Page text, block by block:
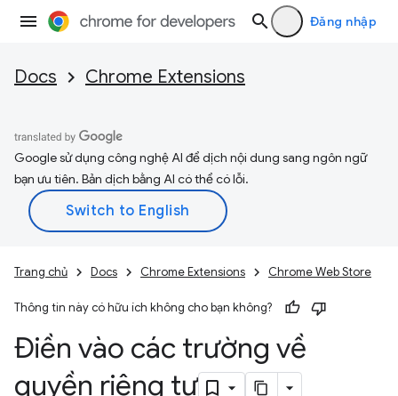
Đăng nhập
Docs Chrome Extensions
Google sử dụng công nghệ AI để dịch nội dung sang ngôn ngữ
bạn ưu tiên. Bản dịch bằng AI có thể có lỗi.
Trang chủ Docs Chrome Extensions Chrome Web Store
Thông tin này có hữu ích không cho bạn không?
Điền vào các trường về
quyền riêng tư